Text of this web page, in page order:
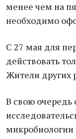
менее чем на
необходимо
С 27 мая для
действовать
Жители других
В свою очередь